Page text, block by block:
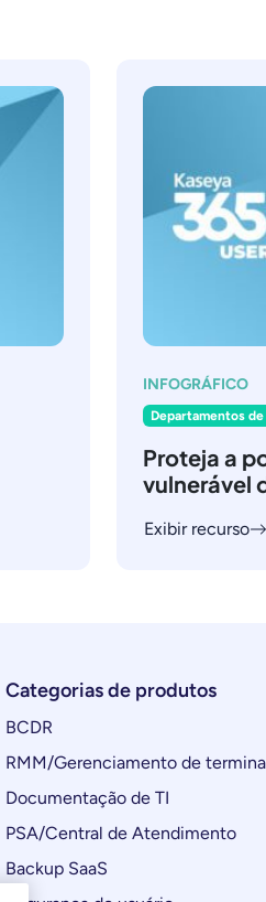
INFOGRÁFICO
Departamentos de
Proteja a
vulnerável
Exibir recurso
Categorias de produtos
BCDR
RMM/Gerenciamento de
Documentação de TI
PSA/Central de Atendimento
Backup SaaS